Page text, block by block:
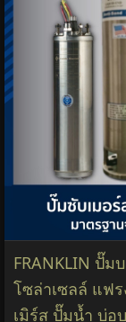
FRANKLIN ปั๊ม
โซล่าเซลล์ แฟ
เมิร์ส ปั๊มน้ำ บ่